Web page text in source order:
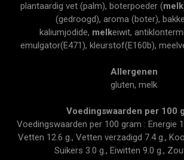
plantaardig vet (palm), boterpoeder (melk
(gedroogd), aroma (boter),
kaliumjodide, melkeiwit,
emulgator(E471), kleurstof(E160b),
Allergenen
gluten, melk
Voedingswaarden per 100
Voedingswaarden per 100 gram : Energie
Vetten 12.6 g., Vetten verzadigd 7.4 g.,
Suikers 3.0 g., Eiwitten 9.0 g.,